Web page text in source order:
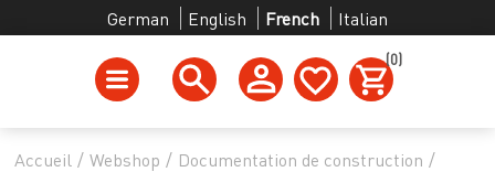
German English French Italian
(0)
Accueil / Webshop / Documentation de construction /